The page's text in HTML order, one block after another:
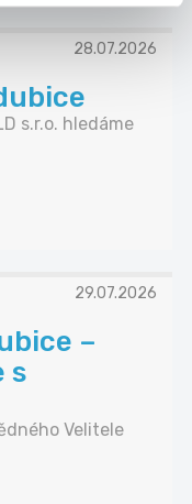
28.07.2026
s.r.o. hledáme
29.07.2026
–
s
Velitele